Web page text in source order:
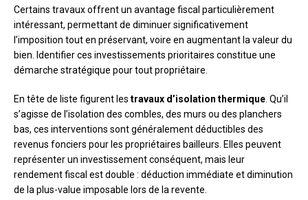
Certains travaux offrent un avantage fiscal particulièrement
intéressant, permettant de diminuer significativement
l’imposition tout en préservant, voire en augmentant la valeur du
bien. Identifier ces investissements prioritaires constitue une
démarche stratégique pour tout propriétaire.
En tête de liste figurent les travaux d’isolation thermique . Qu’il
s’agisse de l’isolation des combles, des murs ou des planchers
bas, ces interventions sont généralement déductibles des
revenus fonciers pour les propriétaires bailleurs. Elles peuvent
représenter un investissement conséquent, mais leur
rendement fiscal est double : déduction immédiate et diminution
de la plus-value imposable lors de la revente.